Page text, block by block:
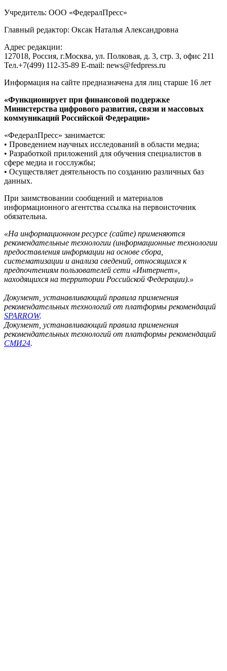
Учредитель: ООО «ФедералПресс»
Главный редактор: Оксак Наталья Александровна
Адрес редакции:
127018, Россия, г.Москва, ул. Полковая, д. 3, стр. 3, офис 211
Тел.+7(499) 112-35-89 E-mail: news@fedpress.ru
Информация на сайте предназначена для лиц старше 16 лет
«Функционирует при финансовой поддержке
Министерства цифрового развития, связи и массовых
коммуникаций Российской Федерации»
«ФедералПресс» занимается:
• Проведением научных исследований в области медиа;
• Разработкой приложений для обучения специалистов в
сфере медиа и госслужбы;
• Осуществляет деятельность по созданию различных баз
данных.
При заимствовании сообщений и материалов
информационного агентства ссылка на первоисточник
обязательна.
«На информационном ресурсе (сайте) применяются
рекомендательные технологии (информационные технологии
предоставления информации на основе сбора,
систематизации и анализа сведений, относящихся к
предпочтениям пользователей сети «Интернет»,
находящихся на территории Российской Федерации).»
Документ, устанавливающий правила применения
рекомендательных технологий от платформы рекомендаций
SPARROW.
Документ, устанавливающий правила применения
рекомендательных технологий от платформы рекомендаций
СМИ24.